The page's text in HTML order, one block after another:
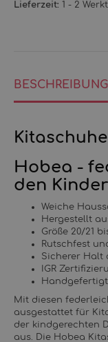
Lieferzeit: 1 - 2
BESCHREIBUNG
Hobea -
den
Weiche
Hergestellt
Größe 20/21
Rutschfest
Sicherer Halt
IGR
Mit diesen
ausgestattet für
der kindgerechten
aus. Die Hobea